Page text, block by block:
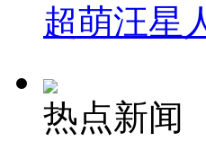
超萌汪星
热点新闻